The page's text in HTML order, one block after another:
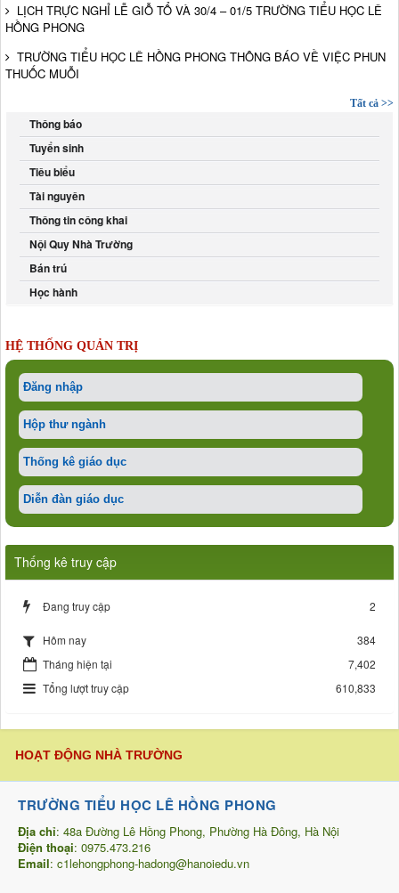
LỊCH TRỰC NGHỈ LỄ GIỖ TỔ VÀ 30/4 – 01/5 TRƯỜNG TIỂU HỌC LÊ
HỒNG PHONG
TRƯỜNG TIỂU HỌC LÊ HỒNG PHONG THÔNG BÁO VỀ VIỆC PHUN
THUỐC MUỖI
Tất cả >>
Thông báo
Tuyển sinh
Tiêu biểu
Tài nguyên
Thông tin công khai
Nội Quy Nhà Trường
Bán trú
Học hành
HỆ THỐNG QUẢN TRỊ
Đăng nhập
Hộp thư ngành
Thống kê giáo dục
Diễn đàn giáo dục
Thống kê truy cập
Đang truy cập 2
Hôm nay
384
Tháng hiện tại
7,402
Tổng lượt truy cập
610,833
HOẠT ĐỘNG NHÀ TRƯỜNG
TRƯỜNG TIỂU HỌC LÊ HỒNG PHONG
Địa chỉ: 48a Đường Lê Hồng Phong, Phường Hà Đông, Hà Nội
Điện thoại: 0975.473.216
Email: c1lehongphong-hadong@hanoiedu.vn